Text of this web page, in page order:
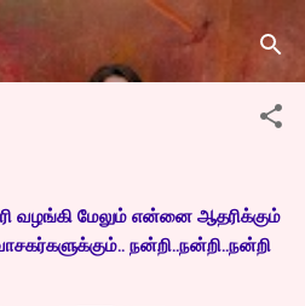
main content
வழங்கி மேலும் என்னை ஆதரிக்கும்
நன்றி..நன்றி..நன்றி